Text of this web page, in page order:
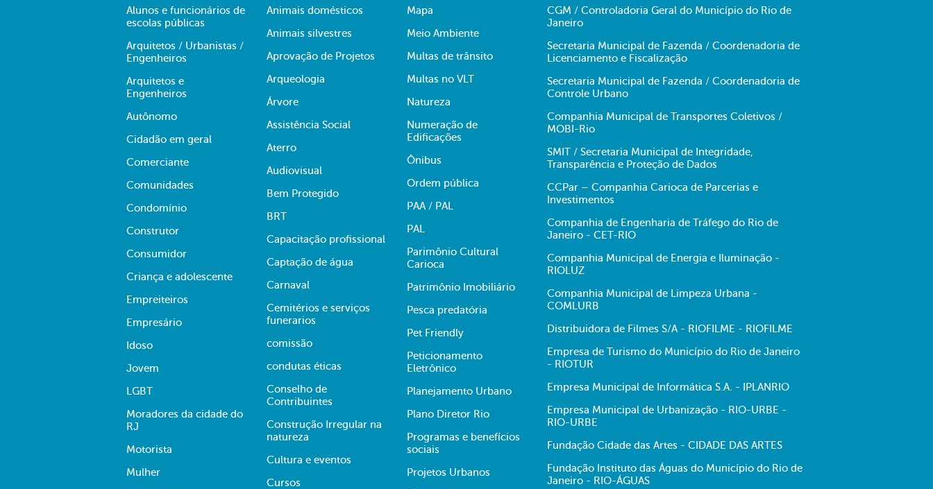
Alunos e funcionários de
escolas públicas
Arquitetos / Urbanistas /
Engenheiros
Arquitetos e
Engenheiros
Autônomo
Cidadão em geral
Comerciante
Comunidades
Condomínio
Construtor
Consumidor
Criança e adolescente
Empreiteiros
Empresário
Idoso
Jovem
LGBT
Moradores da cidade do
RJ
Motorista
Mulher
Animais domésticos
Animais silvestres
Aprovação de Projetos
Arqueologia
Árvore
Assistência Social
Aterro
Audiovisual
Bem Protegido
BRT
Capacitação profissional
Captação de água
Carnaval
Cemitérios e serviços
funerarios
comissão
condutas éticas
Conselho de
Contribuintes
Construção Irregular na
natureza
Cultura e eventos
Cursos
Mapa
Meio Ambiente
Multas de trânsito
Multas no VLT
Natureza
Numeração de
Edificações
Ônibus
Ordem pública
PAA / PAL
PAL
Parimônio Cultural
Carioca
Patrimônio Imobiliário
Pesca predatória
Pet Friendly
Peticionamento
Eletrônico
Planejamento Urbano
Plano Diretor Rio
Programas e benefícios
sociais
Projetos Urbanos
CGM / Controladoria Geral do Município do Rio de
Janeiro
Secretaria Municipal de Fazenda / Coordenadoria de
Licenciamento e Fiscalização
Secretaria Municipal de Fazenda / Coordenadoria de
Controle Urbano
Companhia Municipal de Transportes Coletivos /
MOBI-Rio
SMIT / Secretaria Municipal de Integridade,
Transparência e Proteção de Dados
CCPar – Companhia Carioca de Parcerias e
Investimentos
Companhia de Engenharia de Tráfego do Rio de
Janeiro - CET-RIO
Companhia Municipal de Energia e Iluminação -
RIOLUZ
Companhia Municipal de Limpeza Urbana -
COMLURB
Distribuidora de Filmes S/A - RIOFILME - RIOFILME
Empresa de Turismo do Município do Rio de Janeiro
- RIOTUR
Empresa Municipal de Informática S.A. - IPLANRIO
Empresa Municipal de Urbanização - RIO-URBE -
RIO-URBE
Fundação Cidade das Artes - CIDADE DAS ARTES
Fundação Instituto das Águas do Município do Rio de
Janeiro - RIO-ÁGUAS